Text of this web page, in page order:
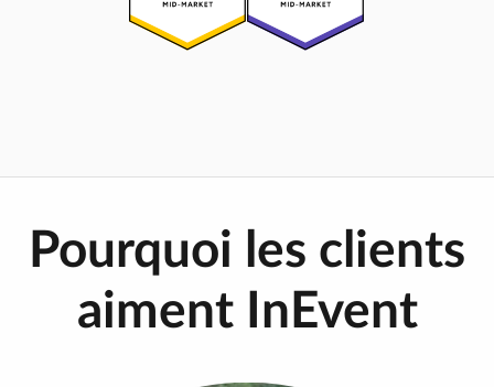
Pourquoi les clients
aiment InEvent